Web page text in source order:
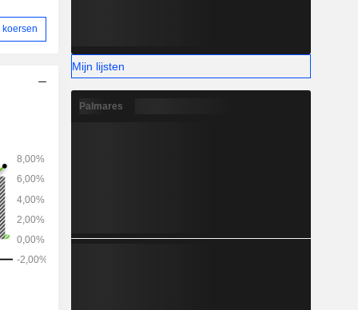
koersen
Mijn lijsten
Palmares